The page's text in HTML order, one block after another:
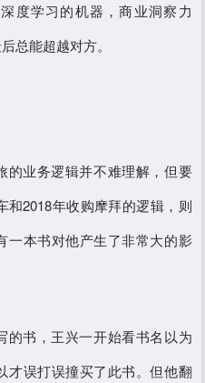
度学习的机器，商业洞察力
总能超越对方。
的业务逻辑并不难理解，但要
和2018年收购摩拜的逻辑，则
一本书对他产生了非常大的影
的书，王兴一开始看书名以为
才误打误撞买了此书。但他翻